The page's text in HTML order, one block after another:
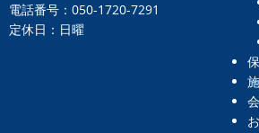
電話番号：050-1720-7291
定休日：日曜